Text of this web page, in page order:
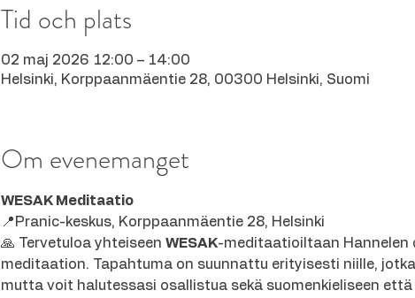
Tid och plats
02 maj 2026 12:00 – 14:00
Helsinki, Korppaanmäentie 28, 00300 Helsinki, Suomi
Om evenemanget
WESAK Meditaatio
📍Pranic-keskus, Korppaanmäentie 28, Helsinki
🙏 Tervetuloa yhteiseen WESAK-meditaatioiltaan Hannelen
meditaation. Tapahtuma on suunnattu erityisesti niille,
mutta voit halutessasi osallistua sekä suomenkieliseen